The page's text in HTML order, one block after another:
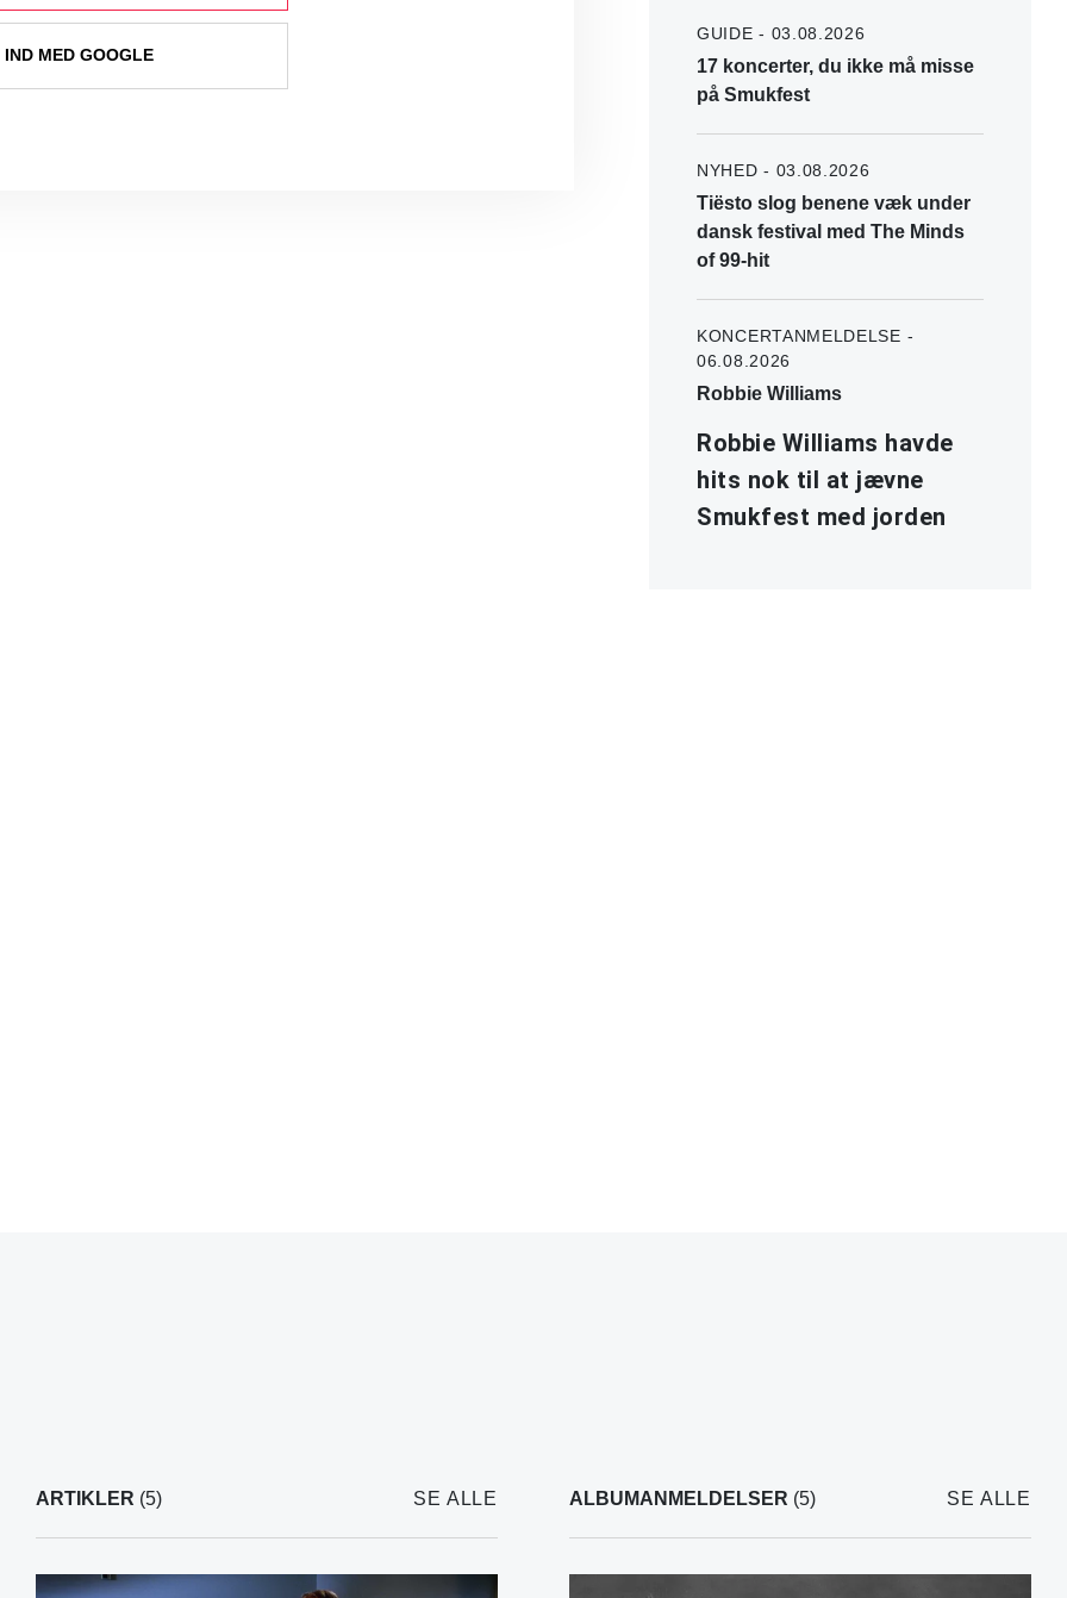
MED GOOGLE
GUIDE - 03.08.2026
17 koncerter, du ikke må misse
på Smukfest
NYHED - 03.08.2026
Tiësto slog benene væk under
dansk festival med The Minds
of 99-hit
KONCERTANMELDELSE -
06.08.2026
Robbie Williams
Robbie Williams havde
hits nok til at jævne
Smukfest med jorden
ARTIKLER (5) SE ALLE ALBUMANMELDELSER (5) SE ALLE